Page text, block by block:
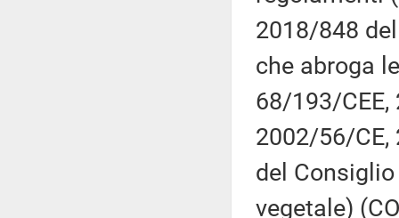
2018/848
che abroga
68/193/
2002/56/CE,
del
vegetale)